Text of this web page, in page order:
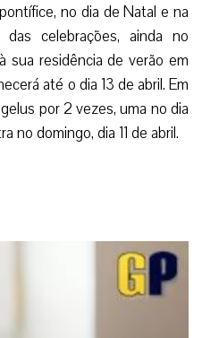
no dia de Natal e na
celebrações, ainda no
sua residência de verão em
até o dia 13 de abril. Em
por 2 vezes, uma no dia
no domingo, dia 11 de abril.